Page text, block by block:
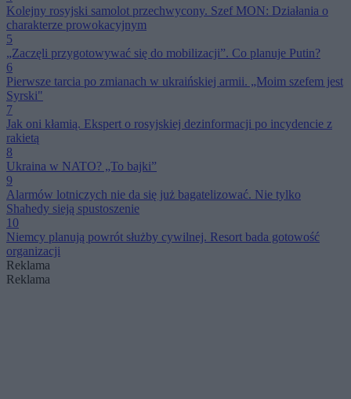
Kolejny rosyjski samolot przechwycony. Szef MON: Działania o
charakterze prowokacyjnym
5
„Zaczęli przygotowywać się do mobilizacji”. Co planuje Putin?
6
Pierwsze tarcia po zmianach w ukraińskiej armii. „Moim szefem jest
Syrski"
7
Jak oni kłamią. Ekspert o rosyjskiej dezinformacji po incydencie z
rakietą
8
Ukraina w NATO? „To bajki”
9
Alarmów lotniczych nie da się już bagatelizować. Nie tylko
Shahedy sieją spustoszenie
10
Niemcy planują powrót służby cywilnej. Resort bada gotowość
organizacji
Reklama
Reklama